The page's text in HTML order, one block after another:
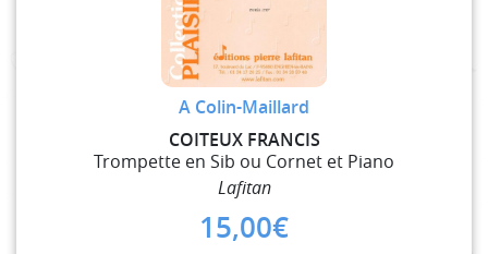
A Colin-Maillard
COITEUX FRANCIS
Trompette en Sib ou Cornet et Piano
Lafitan
15,00€